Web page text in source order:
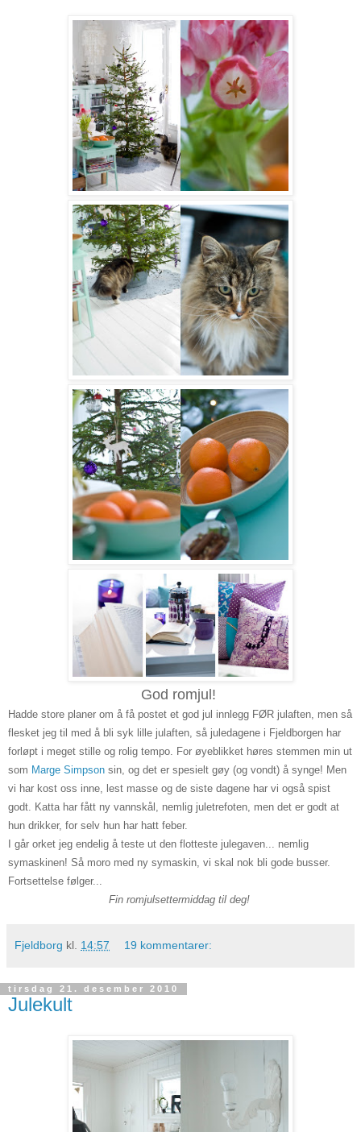
God romjul!
Hadde store planer om å få postet et god jul innlegg FØR julaften, men så
flesket jeg til med å bli syk lille julaften, så juledagene i Fjeldborgen har
forløpt i meget stille og rolig tempo. For øyeblikket høres stemmen min ut
som Marge Simpson sin, og det er spesielt gøy (og vondt) å synge! Men
vi har kost oss inne, lest masse og de siste dagene har vi også spist
godt. Katta har fått ny vannskål, nemlig juletrefoten, men det er godt at
hun drikker, for selv hun har hatt feber.
I går orket jeg endelig å teste ut den flotteste julegaven... nemlig
symaskinen! Så moro med ny symaskin, vi skal nok bli gode busser.
Fortsettelse følger...
Fin romjulsettermiddag til deg!
Fjeldborg kl. 14:57 19 kommentarer:
tirsdag 21. desember 2010
Julekult